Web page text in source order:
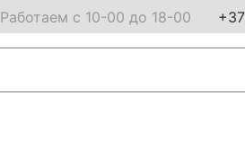
Работаем с 10-00 до 18-00